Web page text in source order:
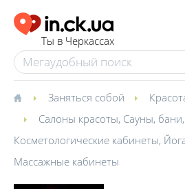
Ты в Черкассах
Заняться собой
Салоны красоты, Сауны, бани,
Косметологические кабинеты,
Массажные кабинеты